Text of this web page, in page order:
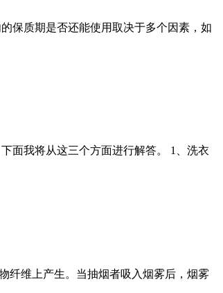
保质期是否还能使用取决于多个因素，如
面我将从这三个方面进行解答。 1、洗衣
纤维上产生。当抽烟者吸入烟雾后，烟雾